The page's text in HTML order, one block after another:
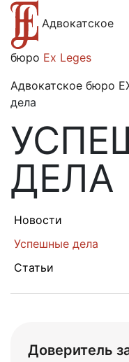
Адвокатское
бюро Ex Leges
Адвокатское бюро
дела
ДЕЛА
Новости
Успешные дела
Статьи
Доверитель